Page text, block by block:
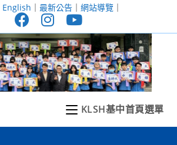
English ｜ 最新公告｜ 網站導覽｜
KLSH基中首頁選單